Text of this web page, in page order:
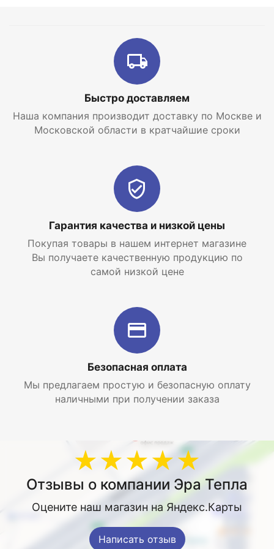
Автоматическая диагностика работы котла
Жидкокристаллический дисплей
Контроль наличия пламени
Защита от замерзания и перегрева
Контроль тяги в дымоходе
Встроенный подпитывающий вентиль для
заполнения системы отопления
Встроенный циркуляционный насос с
автоматическим воздухоотводчиком
Быстро доставляем
Наша компания производит доставку по Москве и
Московской области в кратчайшие сроки
Гарантия качества и низкой цены
Покупая товары в нашем интернет магазине
Вы получаете качественную продукцию по
самой низкой цене
Безопасная оплата
Мы предлагаем простую и безопасную оплату
наличными при получении заказа
★★★★★
Отзывы о компании Эра Тепла
Оцените наш магазин на Яндекс.Карты
Написать отзыв